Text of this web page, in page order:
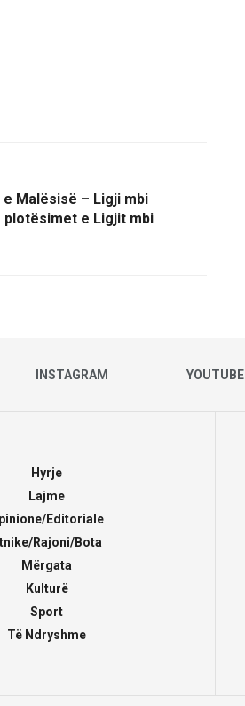
e Malësisë – Ligji mbi
plotësimet e Ligjit mbi
INSTAGRAM YOUTUBE
Hyrje
Lajme
Editoriale
Rajoni/Bota
Mërgata
Kulturë
Sport
Të Ndryshme